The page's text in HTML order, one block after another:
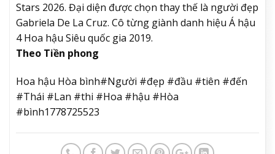
Stars 2026. Đại diện được chọn thay thế là người đẹp
Gabriela De La Cruz. Cô từng giành danh hiệu Á hậu
4 Hoa hậu Siêu quốc gia 2019.
Theo Tiền phong
Hoa hậu Hòa bình#Người #đẹp #đầu #tiên #đến
#Thái #Lan #thi #Hoa #hậu #Hòa
#bình1778725523